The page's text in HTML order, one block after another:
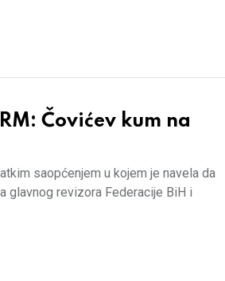
Čovićev kum na
saopćenjem u kojem je navela da
glavnog revizora Federacije BiH i